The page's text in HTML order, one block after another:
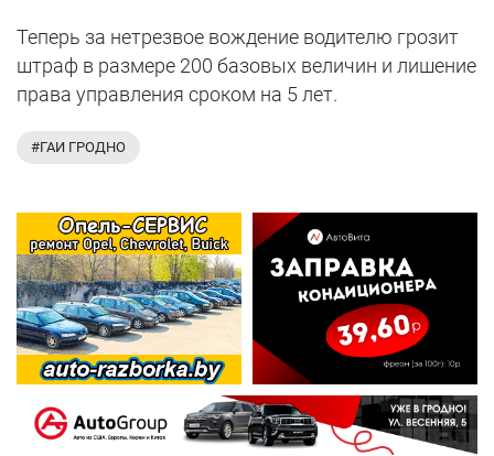
Теперь за нетрезвое вождение водителю грозит
штраф в размере 200 базовых величин и лишение
права управления сроком на 5 лет.
#ГАИ ГРОДНО